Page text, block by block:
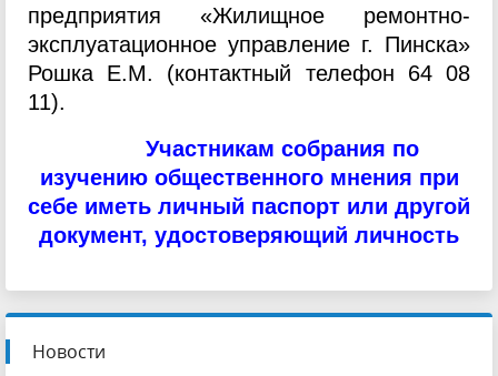
предприятия «Жилищное ремонтно-
эксплуатационное управление г. Пинска»
Рошка Е.М. (контактный телефон 64 08
11).
Участникам собрания по
изучению общественного мнения при
себе иметь личный паспорт или другой
документ, удостоверяющий личность
Новости